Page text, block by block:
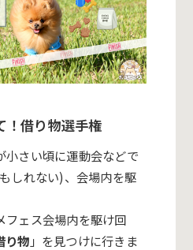
！借り物選手権
小さい頃に運動会などで
しれない)、会場内を駆
フェス会場内を駆け回
り物 」を見つけに行きま